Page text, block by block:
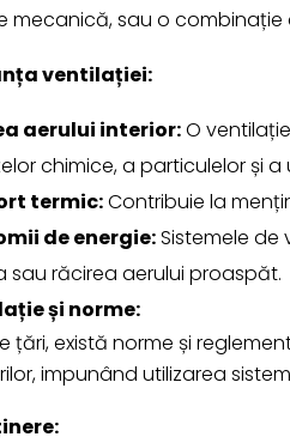
mecanică, sau o combinație
ventilației:
aerului interior:O
chimice, a particulelor și a
termic:Contribuie la
de energie:Sistemele
sau răcirea aerului proaspăt.
și norme:
țări, există norme și
impunând utilizarea